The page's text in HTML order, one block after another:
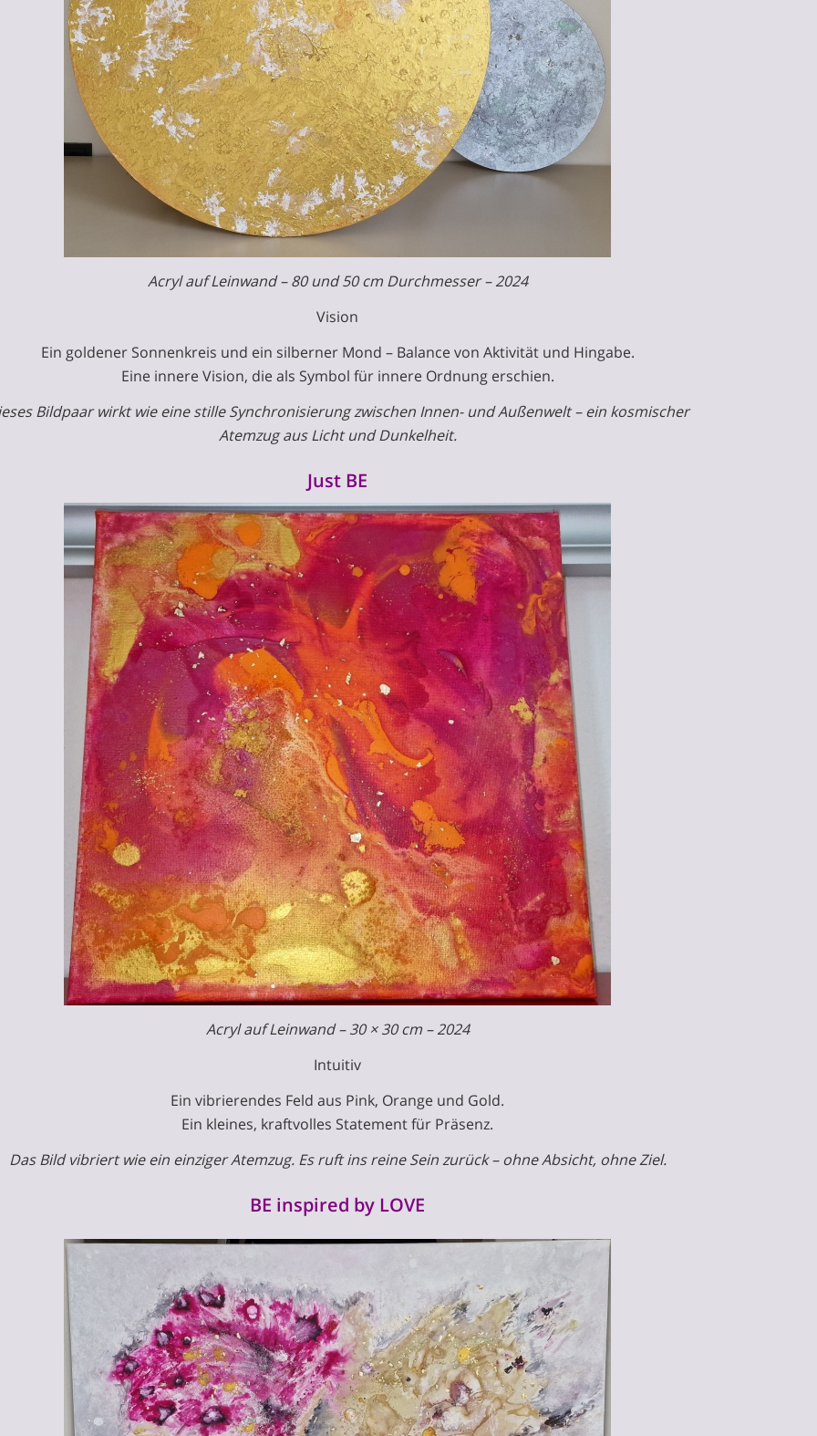
Acryl auf Leinwand – 80 und 50 cm Durchmesser – 2024
Vision
Ein goldener Sonnenkreis und ein silberner Mond – Balance von Aktivität und Hingabe.
Eine innere Vision, die als Symbol für innere Ordnung erschien.
Bildpaar wirkt wie eine stille Synchronisierung zwischen Innen- und Außenwelt – ein kosmischer
Atemzug aus Licht und Dunkelheit.
Just BE
Acryl auf Leinwand – 30 × 30 cm – 2024
Intuitiv
Ein vibrierendes Feld aus Pink, Orange und Gold.
Ein kleines, kraftvolles Statement für Präsenz.
Das Bild vibriert wie ein einziger Atemzug. Es ruft ins reine Sein zurück – ohne Absicht, ohne Ziel.
BE inspired by LOVE